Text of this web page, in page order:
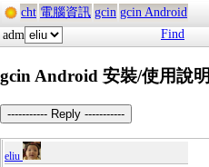
cht 電腦資訊 gcin gcin Android
adm
Find
gcin Android 安裝/使用說明
----------- Reply -----------
eliu